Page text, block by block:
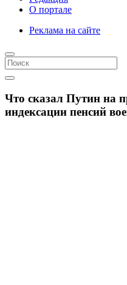
О портале
Реклама на сайте
Что сказал Путин на
индексации пенсий